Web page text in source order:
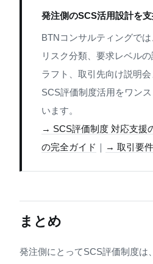
発注側のSCS活用設計を
BTNコンサルティングでは
リスク分類、要求レベル
ラフト、取引先向け説明
SCS評価制度活用をワン
います。
→ SCS評価制度 対応支援
の完全ガイド ｜ → 取引要
まとめ
発注側にとってSCS評価制度は